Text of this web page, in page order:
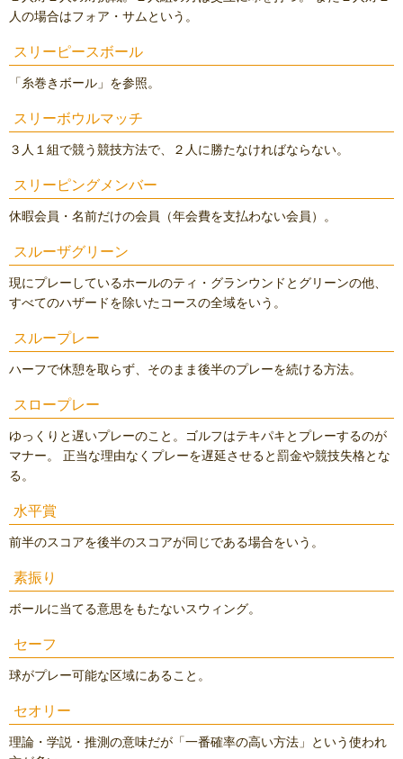
人の場合はフォア・サムという。
スリーピースボール
「糸巻きボール」を参照。
スリーボウルマッチ
３人１組で競う競技方法で、２人に勝たなければならない。
スリーピングメンバー
休暇会員・名前だけの会員（年会費を支払わない会員）。
スルーザグリーン
現にプレーしているホールのティ・グランウンドとグリーンの他、
すべてのハザードを除いたコースの全域をいう。
スループレー
ハーフで休憩を取らず、そのまま後半のプレーを続ける方法。
スロープレー
ゆっくりと遅いプレーのこと。ゴルフはテキパキとプレーするのが
マナー。 正当な理由なくプレーを遅延させると罰金や競技失格とな
る。
水平賞
前半のスコアを後半のスコアが同じである場合をいう。
素振り
ボールに当てる意思をもたないスウィング。
セーフ
球がプレー可能な区域にあること。
セオリー
理論・学説・推測の意味だが「一番確率の高い方法」という使われ